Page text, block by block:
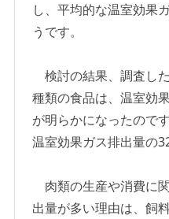
し、平均的な温室効果
うです。
検討の結果、調査し
種類の食品は、温室効
が明らかになったので
温室効果ガス排出量の
肉類の生産や消費に
出量が多い理由は、飼